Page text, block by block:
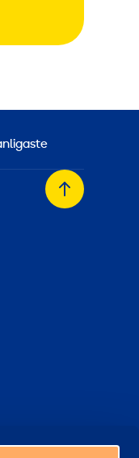
Tillbaka